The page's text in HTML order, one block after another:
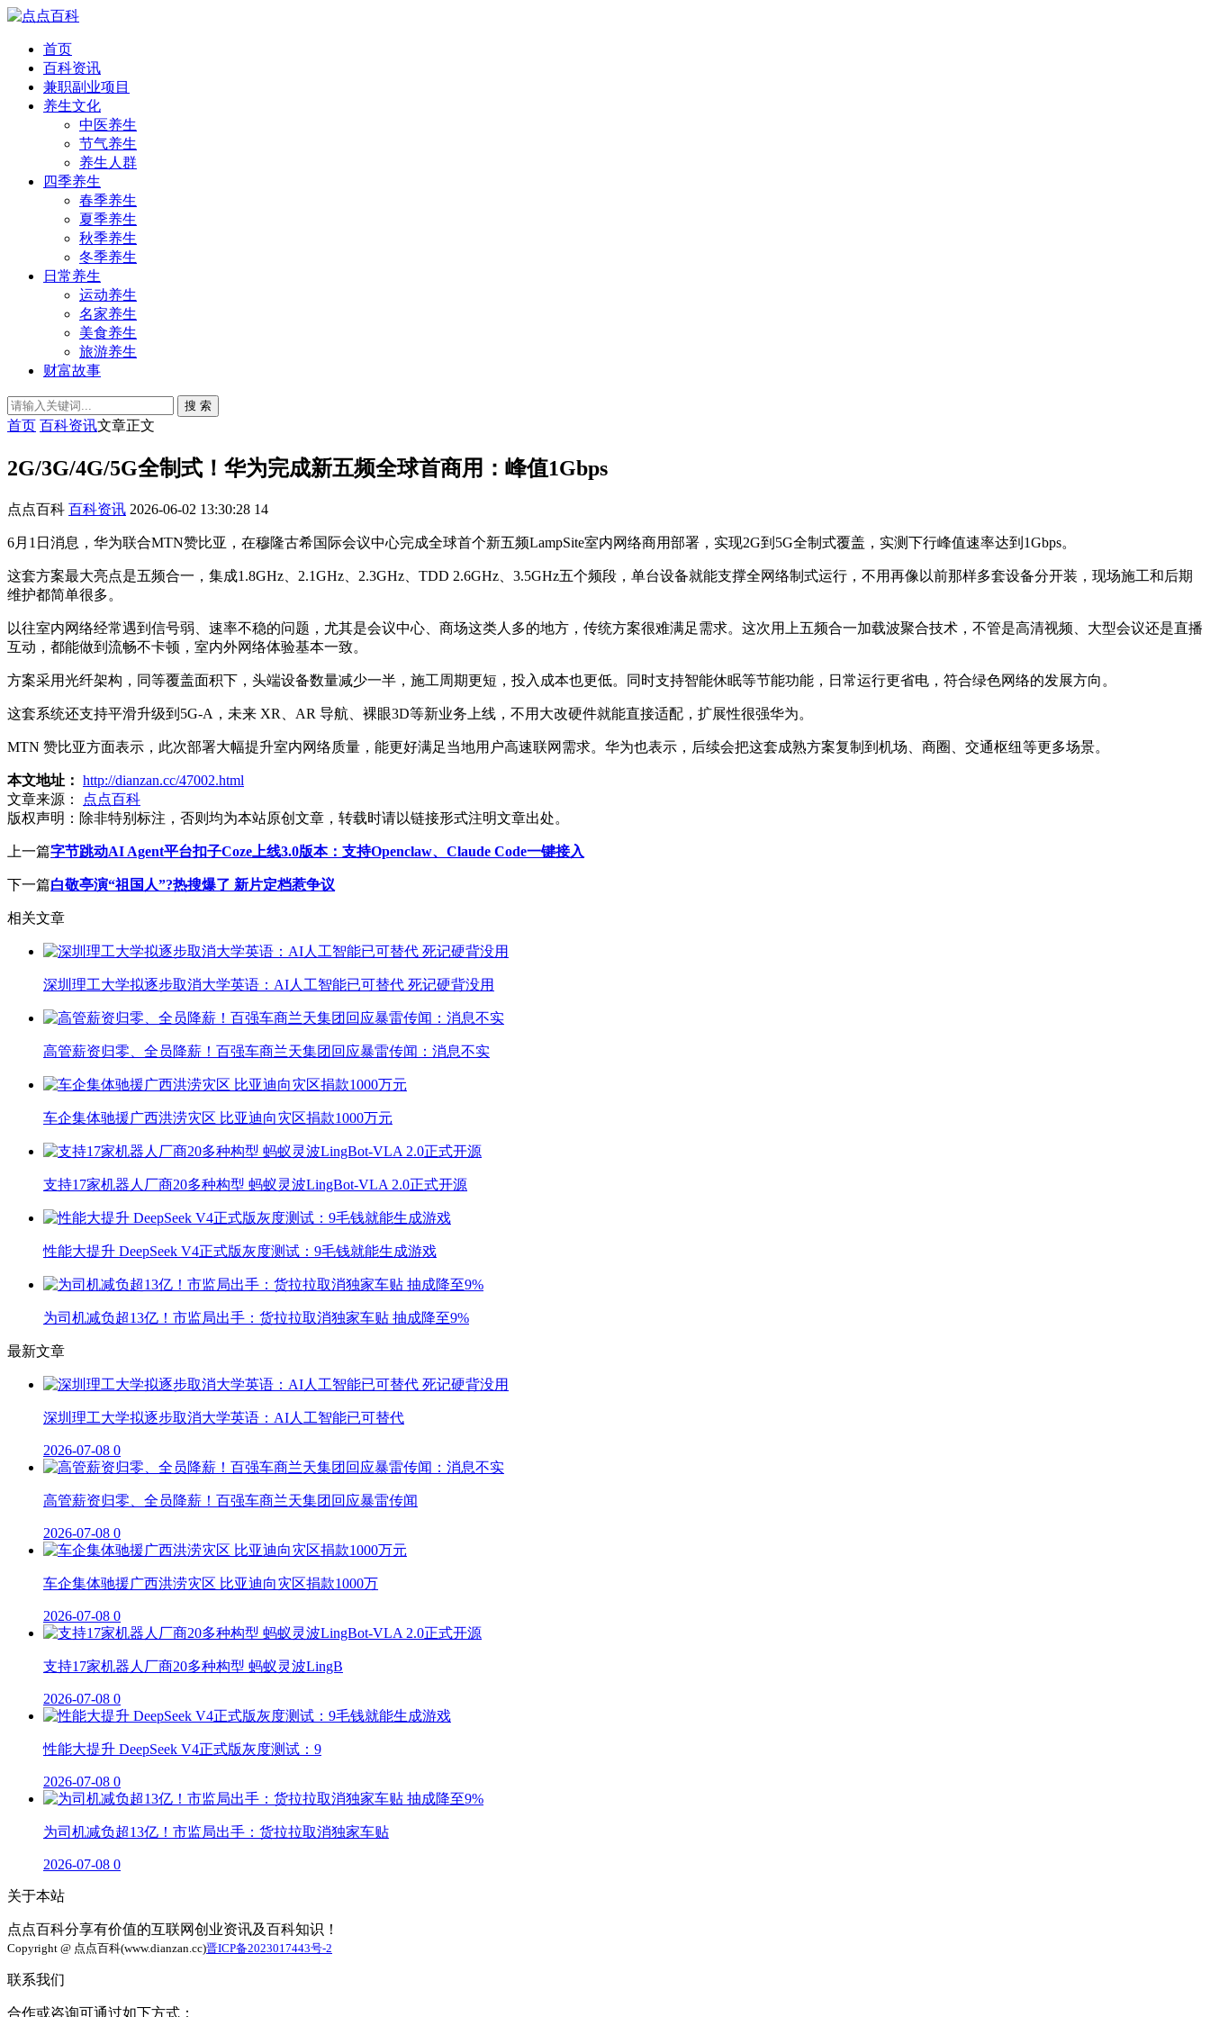
首页
百科资讯
兼职副业项目
养生文化
中医养生
节气养生
养生人群
四季养生
春季养生
夏季养生
秋季养生
冬季养生
日常养生
运动养生
名家养生
美食养生
旅游养生
财富故事
搜 索
首页 百科资讯文章正文
2G/3G/4G/5G全制式！华为完成新五频全球首商用：峰值1Gbps
点点百科 百科资讯 2026-06-02 13:30:28 14
6月1日消息，华为联合MTN赞比亚，在穆隆古希国际会议中心完成全球首个新五频LampSite室内网络商用部署，实现2G到5G全制式覆盖，实测下行峰值速率达到1Gbps。
这套方案最大亮点是五频合一，集成1.8GHz、2.1GHz、2.3GHz、TDD 2.6GHz、3.5GHz五个频段，单台设备就能支撑全网络制式运行，不用再像以前那样多套设备分开装，现场施工和后期
维护都简单很多。
以往室内网络经常遇到信号弱、速率不稳的问题，尤其是会议中心、商场这类人多的地方，传统方案很难满足需求。这次用上五频合一加载波聚合技术，不管是高清视频、大型会议还是直播
互动，都能做到流畅不卡顿，室内外网络体验基本一致。
方案采用光纤架构，同等覆盖面积下，头端设备数量减少一半，施工周期更短，投入成本也更低。同时支持智能休眠等节能功能，日常运行更省电，符合绿色网络的发展方向。
这套系统还支持平滑升级到5G-A，未来 XR、AR 导航、裸眼3D等新业务上线，不用大改硬件就能直接适配，扩展性很强华为。
MTN 赞比亚方面表示，此次部署大幅提升室内网络质量，能更好满足当地用户高速联网需求。华为也表示，后续会把这套成熟方案复制到机场、商圈、交通枢纽等更多场景。
本文地址： http://dianzan.cc/47002.html
文章来源：
点点百科
版权声明： 除非特别标注，否则均为本站原创文章，转载时请以链接形式注明文章出处。
上一篇字节跳动AI Agent平台扣子Coze上线3.0版本：支持Openclaw、Claude Code一键接入
下一篇白敬亭演“祖国人”?热搜爆了 新片定档惹争议
相关文章
深圳理工大学拟逐步取消大学英语：AI人工智能已可替代 死记硬背没用
高管薪资归零、全员降薪！百强车商兰天集团回应暴雷传闻：消息不实
车企集体驰援广西洪涝灾区 比亚迪向灾区捐款1000万元
支持17家机器人厂商20多种构型 蚂蚁灵波LingBot-VLA 2.0正式开源
性能大提升 DeepSeek V4正式版灰度测试：9毛钱就能生成游戏
为司机减负超13亿！市监局出手：货拉拉取消独家车贴 抽成降至9%
最新文章
深圳理工大学拟逐步取消大学英语：AI人工智能已可替代
2026-07-08 0
高管薪资归零、全员降薪！百强车商兰天集团回应暴雷传闻
2026-07-08 0
车企集体驰援广西洪涝灾区 比亚迪向灾区捐款1000万
2026-07-08 0
支持17家机器人厂商20多种构型 蚂蚁灵波LingB
2026-07-08 0
性能大提升 DeepSeek V4正式版灰度测试：9
2026-07-08 0
为司机减负超13亿！市监局出手：货拉拉取消独家车贴
2026-07-08 0
关于本站
点点百科分享有价值的互联网创业资讯及百科知识！
Copyright @ 点点百科(www.dianzan.cc)晋ICP备2023017443号-2
联系我们
合作或咨询可通过如下方式：